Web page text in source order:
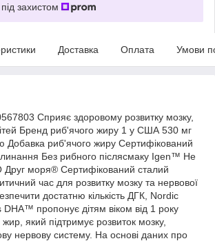
захистом
Доставка Оплата Умови
Сприяє здоровому розвитку мозку,
Бренд риб'ячого жиру 1 у США 530 мг
Добавка риб'ячого жиру Сертифікований
Без рибного післясмаку Igen™ Не
моря® Сертифікований сталий
час для розвитку мозку та нервової
достатню кількість ДГК, Nordic
пропонує дітям віком від 1 року
який підтримує розвиток мозку,
нервову систему. На основі даних про